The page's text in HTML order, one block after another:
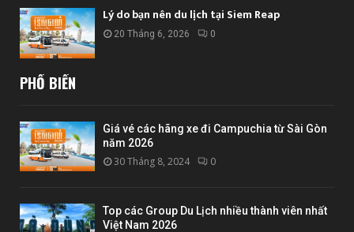
Lý do bạn nên du lịch tại Siem Reap
20 Tháng 6, 2026 0
PHỔ BIẾN
Giá vé các hãng xe đi Campuchia từ Sài Gòn
năm 2026
30 Tháng 8, 2024 0
Top các Group Du Lịch nhiều thành viên nhất
Việt Nam 2026